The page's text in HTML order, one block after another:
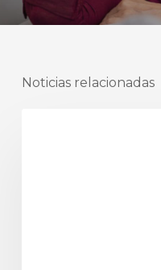
Noticias relacionadas